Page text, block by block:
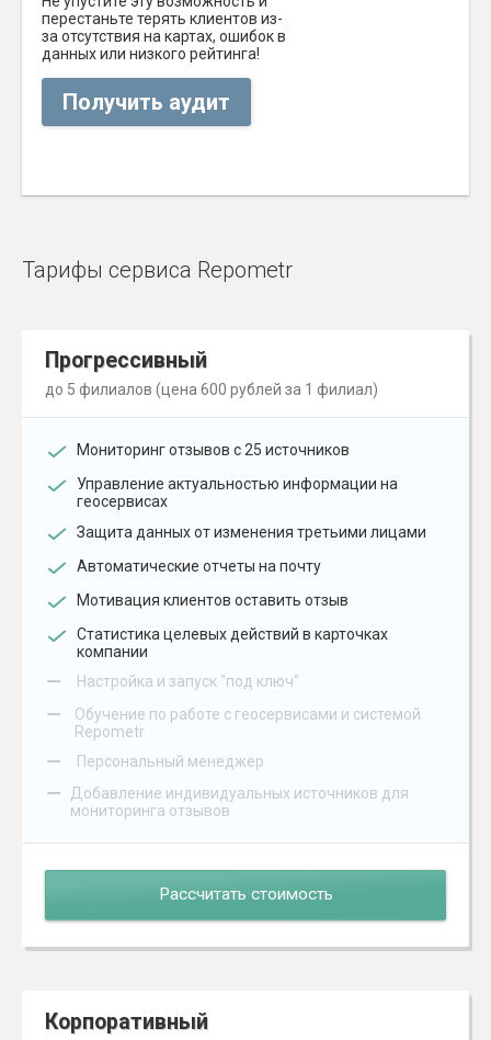
перестаньте терять клиентов из-
за отсутствия на картах, ошибок в
данных или низкого рейтинга!
Получить аудит
Тарифы сервиса Repometr
Прогрессивный
до 5 филиалов (цена 600 рублей за 1 филиал)
Мониторинг отзывов с 25 источников
Управление актуальностью информации на
геосервисах
Защита данных от изменения третьими лицами
Автоматические отчеты на почту
Мотивация клиентов оставить отзыв
Статистика целевых действий в карточках
компании
– Настройка и запуск "под ключ"
–
Обучение по работе с геосервисами и системой
Repometr
– Персональный менеджер
–
Добавление индивидуальных источников для
мониторинга отзывов
Рассчитать стоимость
Корпоративный